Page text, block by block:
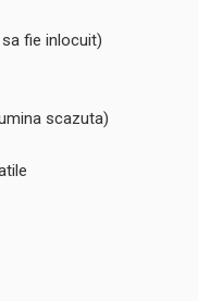
fie inlocuit)
scazuta)